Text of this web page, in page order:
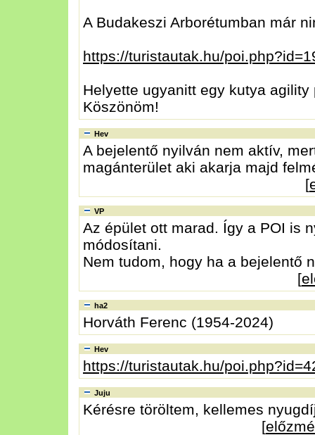
A Budakeszi Arborétumban már
https://turistautak.hu/
Helyette ugyanitt egy kutya
Köszönöm!
Hev
A bejelentő nyilván nem aktív,
magánterület aki akarja majd
[
VP
Az épület ott marad. Így a POI is
módosítani.
Nem tudom, hogy ha a bejelentő
[
ha2
Horváth Ferenc (1954-2024)
Hev
https://turistautak.hu/
Juju
Kérésre töröltem, kellemes
[